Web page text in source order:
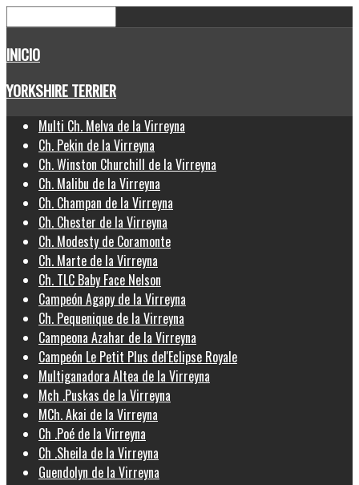
INICIO
YORKSHIRE TERRIER
Multi Ch. Melva de la Virreyna
Ch. Pekin de la Virreyna
Ch. Winston Churchill de la Virreyna
Ch. Malibu de la Virreyna
Ch. Champan de la Virreyna
Ch. Chester de la Virreyna
Ch. Modesty de Coramonte
Ch. Marte de la Virreyna
Ch. TLC Baby Face Nelson
Campeón Agapy de la Virreyna
Ch. Pequenique de la Virreyna
Campeona Azahar de la Virreyna
Campeón Le Petit Plus del'Eclipse Royale
Multiganadora Altea de la Virreyna
Mch .Puskas de la Virreyna
MCh. Akai de la Virreyna
Ch .Poé de la Virreyna
Ch .Sheila de la Virreyna
Guendolyn de la Virreyna